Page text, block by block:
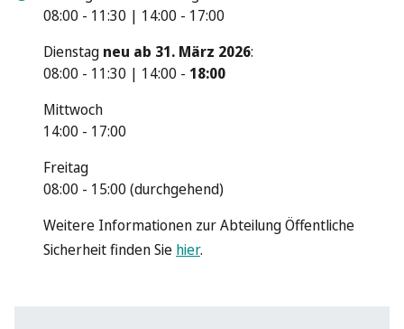
08:00 - 11:30 | 14:00 - 17:00
Dienstag neu ab 31. März 2026:
08:00 - 11:30 | 14:00 - 18:00
Mittwoch
14:00 - 17:00
Freitag
08:00 - 15:00 (durchgehend)
Weitere Informationen zur Abteilung Öffentliche
Sicherheit finden Sie hier.